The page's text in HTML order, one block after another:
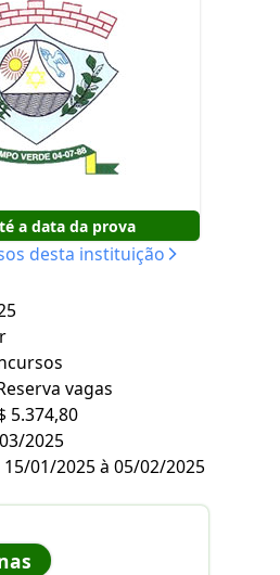
a data da prova
desta instituição
vagas
5.374,80
2025
01/2025 à 05/02/2025